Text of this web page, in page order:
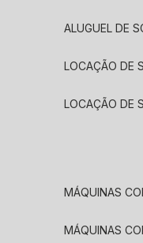
ALUGUEL DE
LOCAÇÃO DE
LOCAÇÃO DE
MÁQUINAS
MÁQUINAS